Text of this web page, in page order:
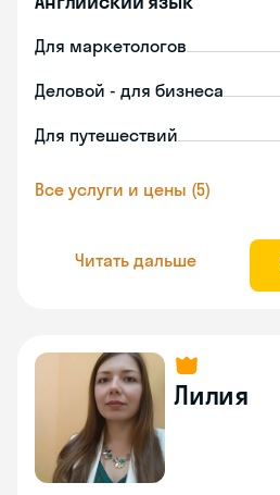
Для маркетологов
Деловой - для бизнеса
Для путешествий
Все услуги и цены (5)
Читать дальше
Лилия